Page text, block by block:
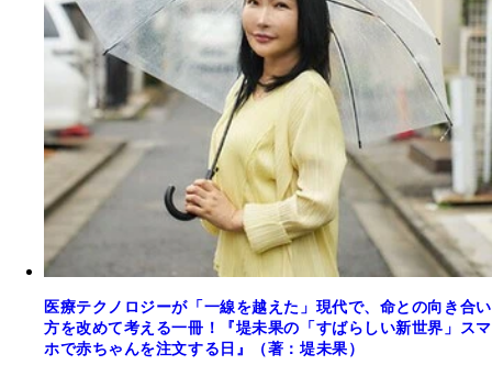
医療テクノロジーが「一線を越えた」現代で、命との向き合い
方を改めて考える一冊！『堤未果の「すばらしい新世界」スマ
ホで赤ちゃんを注文する日』（著：堤未果）